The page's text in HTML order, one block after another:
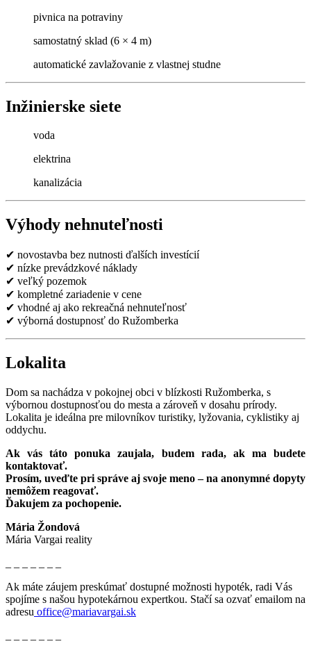
pivnica na potraviny
samostatný sklad (6 × 4 m)
automatické zavlažovanie z vlastnej studne
Inžinierske siete
voda
elektrina
kanalizácia
Výhody nehnuteľnosti
✔ novostavba bez nutnosti ďalších investícií
✔ nízke prevádzkové náklady
✔ veľký pozemok
✔ kompletné zariadenie v cene
✔ vhodné aj ako rekreačná nehnuteľnosť
✔ výborná dostupnosť do Ružomberka
Lokalita
Dom sa nachádza v pokojnej obci v blízkosti Ružomberka, s
výbornou dostupnosťou do mesta a zároveň v dosahu prírody.
Lokalita je ideálna pre milovníkov turistiky, lyžovania, cyklistiky aj
oddychu.
Ak vás táto ponuka zaujala, budem rada, ak ma budete
kontaktovať.
Prosím, uveďte pri správe aj svoje meno – na anonymné dopyty
nemôžem reagovať.
Ďakujem za pochopenie.
Mária Žondová
Mária Vargai reality
Ak máte záujem preskúmať dostupné možnosti hypoték, radi Vás
spojíme s našou hypotekárnou expertkou. Stačí sa ozvať emailom na
adresu office@mariavargai.sk